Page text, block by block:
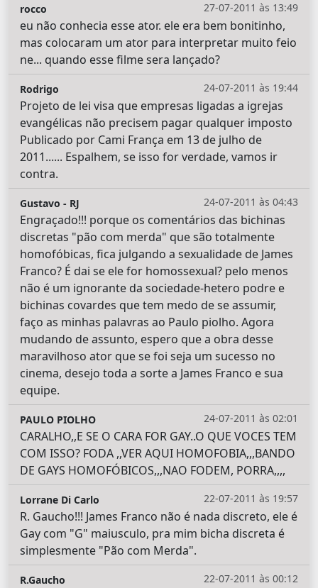
27-07-2011 às 13:49
rocco
eu não conhecia esse ator. ele era bem bonitinho,
mas colocaram um ator para interpretar muito feio
ne... quando esse filme sera lançado?
24-07-2011 às 19:44
Rodrigo
Projeto de lei visa que empresas ligadas a igrejas
evangélicas não precisem pagar qualquer imposto
Publicado por Cami França em 13 de julho de
2011...... Espalhem, se isso for verdade, vamos ir
contra.
24-07-2011 às 04:43
Gustavo - RJ
Engraçado!!! porque os comentários das bichinas
discretas "pão com merda" que são totalmente
homofóbicas, fica julgando a sexualidade de James
Franco? É dai se ele for homossexual? pelo menos
não é um ignorante da sociedade-hetero podre e
bichinas covardes que tem medo de se assumir,
faço as minhas palavras ao Paulo piolho. Agora
mudando de assunto, espero que a obra desse
maravilhoso ator que se foi seja um sucesso no
cinema, desejo toda a sorte a James Franco e sua
equipe.
24-07-2011 às 02:01
PAULO PIOLHO
CARALHO,,E SE O CARA FOR GAY..O QUE VOCES TEM
COM ISSO? FODA ,,VER AQUI HOMOFOBIA,,,BANDO
DE GAYS HOMOFÓBICOS,,,NAO FODEM, PORRA,,,,
22-07-2011 às 19:57
Lorrane Di Carlo
R. Gaucho!!! James Franco não é nada discreto, ele é
Gay com "G" maiusculo, pra mim bicha discreta é
simplesmente "Pão com Merda".
22-07-2011 às 00:12
R.Gaucho